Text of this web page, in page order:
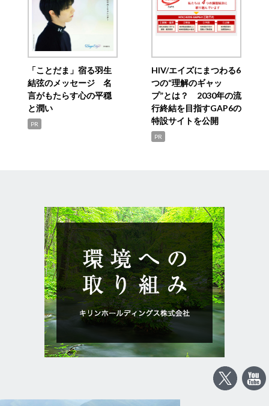
「ことだま」宿る羽生
結弦のメッセージ 名
言がもたらす心の平穏
と潤い
PR
HIV/エイズにまつわる6
つの“理解のギャッ
プ”とは？ 2030年の流
行終結を目指すGAP6の
特設サイトを公開
PR